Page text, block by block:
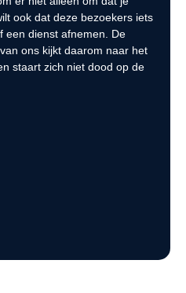
ook dat deze bezoekers iets
een dienst afnemen. De
ons kijkt daarom naar het
staart zich niet dood op de